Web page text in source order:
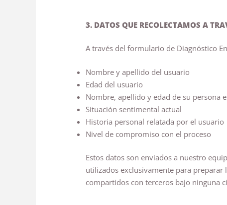
3. DATOS QUE RECOLECTAMOS A
A través del formulario de Diagnóstico
Nombre y apellido del usuario
Edad del usuario
Nombre, apellido y edad de su persona
Situación sentimental actual
Historia personal relatada por el usuario
Nivel de compromiso con el proceso
Estos datos son enviados a nuestro
utilizados exclusivamente para preparar
compartidos con terceros bajo ninguna